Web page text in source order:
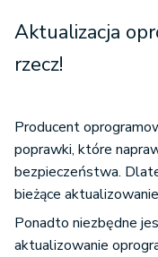
Aktualizacja
rzecz!
Producent
poprawki, które
bezpieczeństwa.
bieżące
Ponadto niezbędne
aktualizowanie